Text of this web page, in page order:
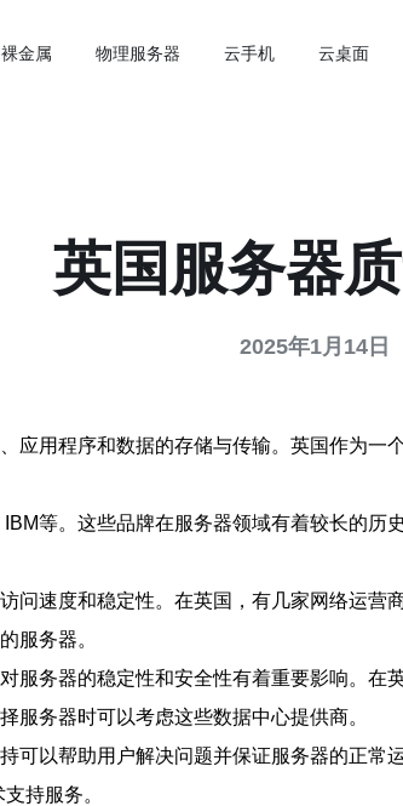
裸金属 物理服务器 云手机 云桌面
英国服务器
2025年1月14日
应用程序和数据的存储与传输。英国作为
等。这些品牌在服务器领域有着较长的
问速度和稳定性。在英国，有几家网络运
服务器。
服务器的稳定性和安全性有着重要影响。
服务器时可以考虑这些数据中心提供商。
可以帮助用户解决问题并保证服务器的正常
持服务。